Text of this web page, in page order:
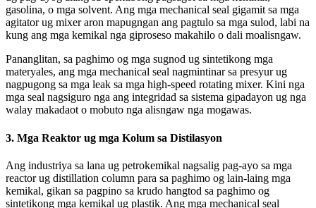
gasolina, o mga solvent. Ang mga mechanical seal gigamit sa mga
agitator ug mixer aron mapugngan ang pagtulo sa mga sulod, labi na
kung ang mga kemikal nga giproseso makahilo o dali moalisngaw.
Pananglitan, sa paghimo og mga sugnod ug sintetikong mga
materyales, ang mga mechanical seal nagmintinar sa presyur ug
nagpugong sa mga leak sa mga high-speed rotating mixer. Kini nga
mga seal nagsiguro nga ang integridad sa sistema gipadayon ug nga
walay makadaot o mobuto nga alisngaw nga mogawas.
3. Mga Reaktor ug mga Kolum sa Distilasyon
Ang industriya sa lana ug petrokemikal nagsalig pag-ayo sa mga
reactor ug distillation column para sa paghimo og lain-laing mga
kemikal, gikan sa pagpino sa krudo hangtod sa paghimo og
sintetikong mga kemikal ug plastik. Ang mga mechanical seal